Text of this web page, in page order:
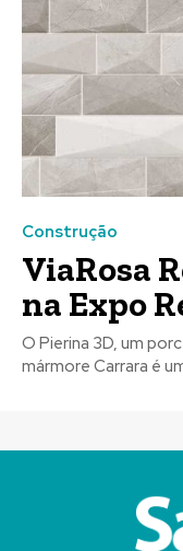
Construção
ViaRosa
na Expo
O Pierina 3D, um
mármore Carrara é